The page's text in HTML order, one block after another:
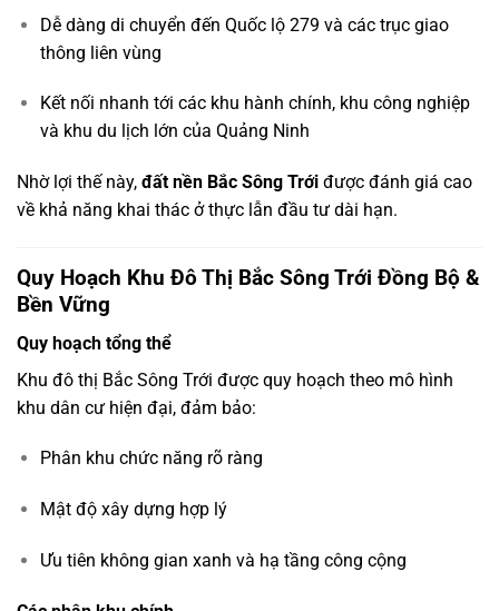
Dễ dàng di chuyển đến Quốc lộ 279 và các trục giao
thông liên vùng
Kết nối nhanh tới các khu hành chính, khu công nghiệp
và khu du lịch lớn của Quảng Ninh
Nhờ lợi thế này, đất nền Bắc Sông Trới được đánh giá cao
về khả năng khai thác ở thực lẫn đầu tư dài hạn.
Quy Hoạch Khu Đô Thị Bắc Sông Trới Đồng Bộ &
Bền Vững
Quy hoạch tổng thể
Khu đô thị Bắc Sông Trới được quy hoạch theo mô hình
khu dân cư hiện đại, đảm bảo:
Phân khu chức năng rõ ràng
Mật độ xây dựng hợp lý
Ưu tiên không gian xanh và hạ tầng công cộng